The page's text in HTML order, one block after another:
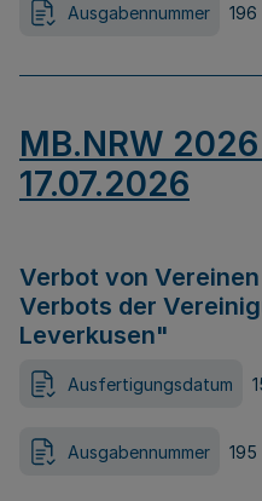
Ausgabennummer 196
MB.NRW
17.07.2026
Verbot von
Verbots der
Leverkusen"
Ausfertigungsdatum
Ausgabennummer 195